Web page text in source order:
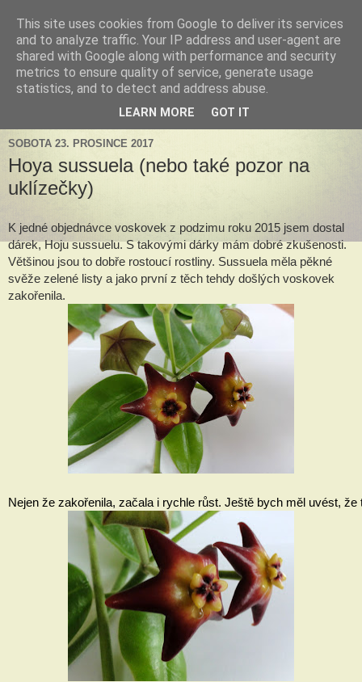
Tillandsia za okny
Tillandsie a další zelená havěť která s námi může žít v bytě,
k našim velkým radostem, nebo také starostem.
SOBOTA 23. PROSINCE 2017
Hoya sussuela (nebo také pozor na
uklízečky)
K jedné objednávce voskovek z podzimu roku 2015 jsem dostal
dárek, Hoju sussuelu. S takovými dárky mám dobré zkušenosti.
Většinou jsou to dobře rostoucí rostliny. Sussuela měla pěkné
svěže zelené listy a jako první z těch tehdy došlých voskovek
zakořenila.
Nejen že zakořenila, začala i rychle růst. Ještě bych měl uvést,
This site uses cookies from Google to deliver its services
and to analyze traffic. Your IP address and user-agent are
shared with Google along with performance and security
metrics to ensure quality of service, generate usage
statistics, and to detect and address abuse.
LEARN MORE GOT IT